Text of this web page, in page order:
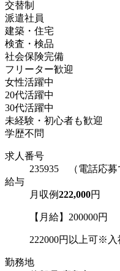
交替制
派遣社員
建築・住宅
検査・検品
社会保険完備
フリーター歓迎
女性活躍中
20代活躍中
30代活躍中
未経験・初心者も歓迎
学歴不問
求人番号
235935 （電話応募
給与
月収例222,000円
【月給】200000円
222000円以上可※入
勤務地